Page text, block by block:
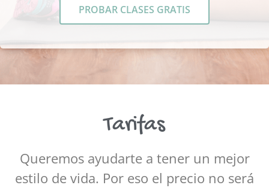
PROBAR CLASES GRATIS
Tarifas
Queremos ayudarte a tener un mejor
estilo de vida. Por eso el precio no será